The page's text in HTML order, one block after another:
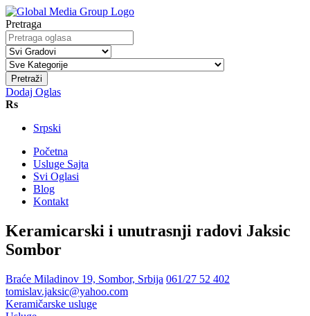
Pretraga
Pretraži
Dodaj Oglas
Rs
Srpski
Početna
Usluge Sajta
Svi Oglasi
Blog
Kontakt
Keramicarski i unutrasnji radovi Jaksic
Sombor
Braće Miladinov 19, Sombor, Srbija 061/27 52 402
tomislav.jaksic@yahoo.com
Keramičarske usluge